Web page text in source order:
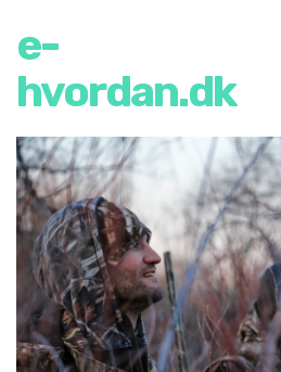
e-
hvordan.dk